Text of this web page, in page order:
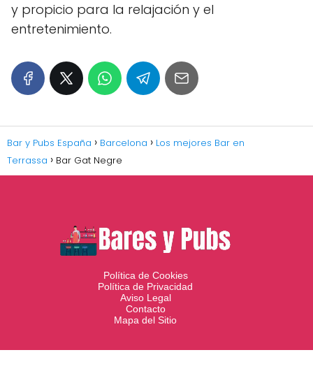
y propicio para la relajación y el
entretenimiento.
Bar y Pubs España Barcelona
Los mejores Bar en
Terrassa
Bar Gat Negre
Política de Cookies
Política de Privacidad
Aviso Legal
Contacto
Mapa del Sitio